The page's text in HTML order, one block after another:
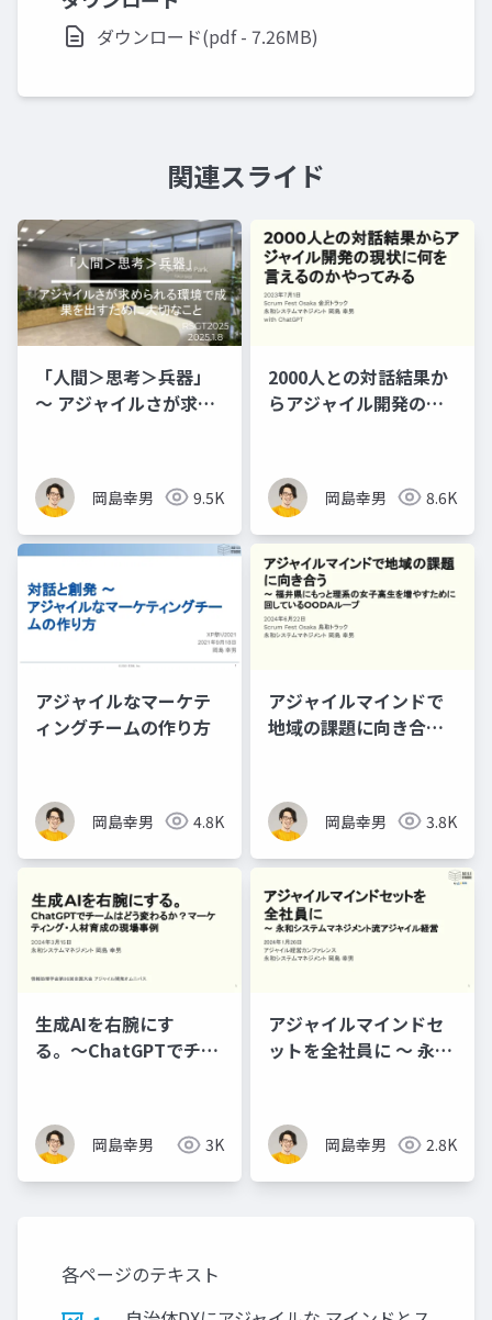
ダウンロード(pdf - 7.26MB)
関連スライド
「人間＞思考＞兵器」
～ アジャイルさが求め
岡島幸男 9.5K
2000人との対話結果か
らアジャイル開発の現
ChatGPT
岡島幸男 8.6K
アジャイルなマーケテ
ィングチームの作り方
岡島幸男 4.8K
アジャイルマインドで
地域の課題に向き合う
めに回しているOODA
ループ
岡島幸男 3.8K
生成AIを右腕にす
る。〜ChatGPTでチー
成の現場事例
岡島幸男 3K
アジャイルマインドセ
ットを全社員に ～ 永和
岡島幸男 2.8K
各ページのテキスト